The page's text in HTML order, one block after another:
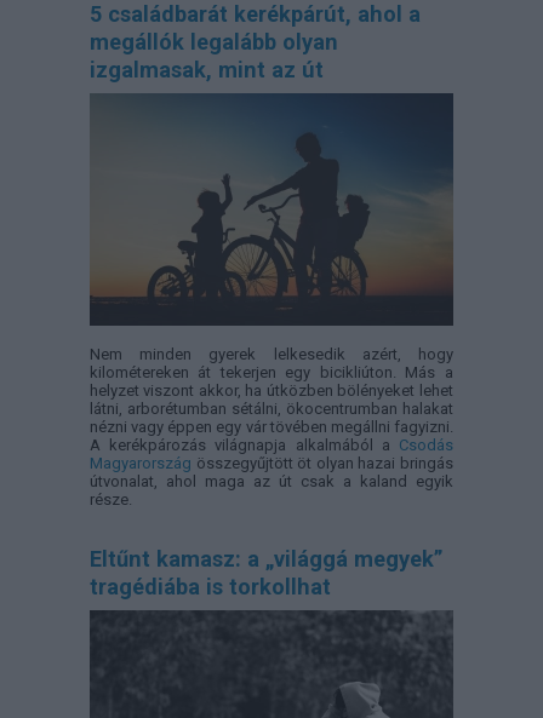
5 családbarát kerékpárút, ahol a
megállók legalább olyan
izgalmasak, mint az út
Nem minden gyerek lelkesedik azért, hogy
kilométereken át tekerjen egy bicikliúton. Más a
helyzet viszont akkor, ha útközben bölényeket lehet
látni, arborétumban sétálni, ökocentrumban halakat
nézni vagy éppen egy vár tövében megállni fagyizni.
A kerékpározás világnapja alkalmából a Csodás
Magyarország összegyűjtött öt olyan hazai bringás
útvonalat, ahol maga az út csak a kaland egyik
része.
Eltűnt kamasz: a „világgá megyek”
tragédiába is torkollhat